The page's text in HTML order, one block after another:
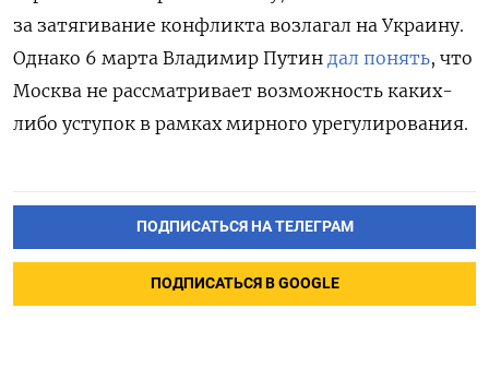
за затягивание конфликта возлагал на Украину.
Однако 6 марта Владимир Путин дал понять, что
Москва не рассматривает возможность каких-
либо уступок в рамках мирного урегулирования.
ПОДПИСАТЬСЯ НА ТЕЛЕГРАМ
ПОДПИСАТЬСЯ В GOOGLE